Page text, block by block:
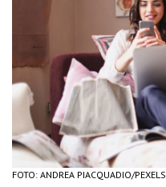
FOTO: ANDREA PIACQUADIO/PEXELS